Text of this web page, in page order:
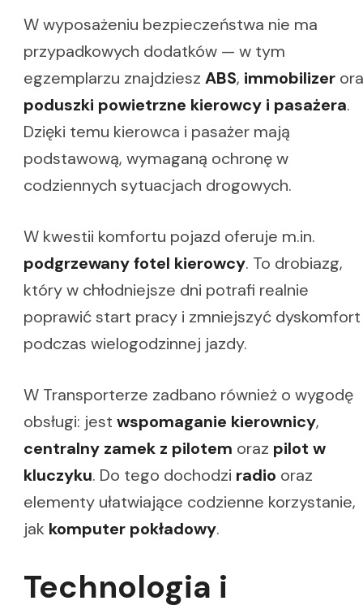
W wyposażeniu bezpieczeństwa nie ma
przypadkowych dodatków — w tym
egzemplarzu znajdziesz ABS, immobilizer
poduszki powietrzne kierowcy i pasażera.
Dzięki temu kierowca i pasażer mają
podstawową, wymaganą ochronę w
codziennych sytuacjach drogowych.
W kwestii komfortu pojazd oferuje m.in.
podgrzewany fotel kierowcy. To drobiazg,
który w chłodniejsze dni potrafi realnie
poprawić start pracy i zmniejszyć dyskomfort
podczas wielogodzinnej jazdy.
W Transporterze zadbano również o wygodę
obsługi: jest wspomaganie kierownicy,
centralny zamek z pilotem oraz pilot w
kluczyku. Do tego dochodzi radio oraz
elementy ułatwiające codzienne korzystanie,
jak komputer pokładowy.
Technologia i